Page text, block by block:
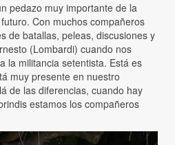
pedazo muy importante de la
Con muchos compañeros
de batallas, peleas, discusiones y
(Lombardi) cuando nos
la militancia setentista. Está es
muy presente en nuestro
de las diferencias, cuando hay
estamos los compañeros